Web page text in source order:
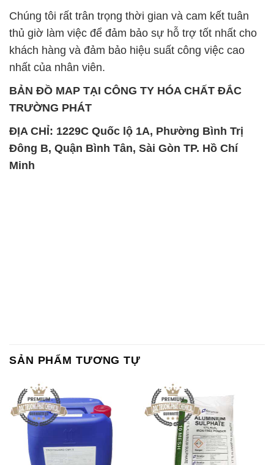
BẢN ĐỒ MAP TẠI CÔNG TY HÓA CHẤT ĐẮC
TRƯỜNG PHÁT
ĐỊA CHỈ: 1229C Quốc lộ 1A, Phường Bình Trị
Đông B, Quận Bình Tân, Sài Gòn TP. Hồ Chí
Minh
Chất Bảo Quản CMIT Thái
Lan Thailand
Phèn Nhôm – Al2(SO4)3 17%
Ấn Độ India